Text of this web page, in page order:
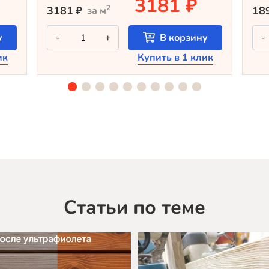
3181 ₽ за м2 3181 ₽
-
Количество
товара
Крашеный
лиственницы
TV-
+
В корзину
Купить в 1 клик
-
Статьи по теме